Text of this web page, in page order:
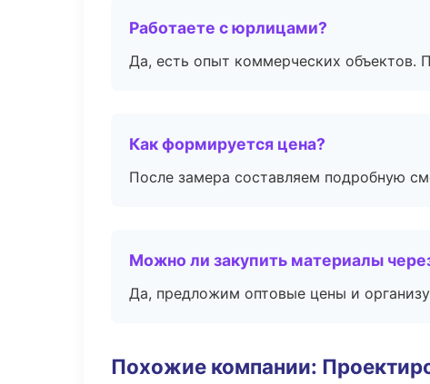
Работаете с юрлицами?
Да, есть опыт коммерческих объектов.
Как формируется цена?
После замера составляем подробную
Можно ли закупить материалы
Да, предложим оптовые цены и
Похожие компании: